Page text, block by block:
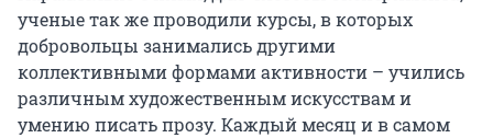
ученые так же проводили курсы, в которых
добровольцы занимались другими
коллективными формами активности – учились
различным художественным искусствам и
умению писать прозу. Каждый месяц и в самом